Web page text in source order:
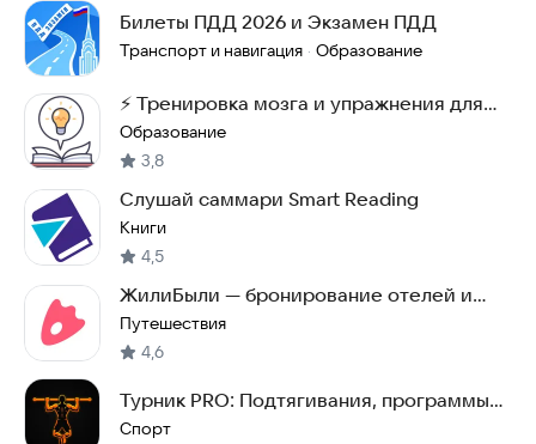
Билеты ПДД 2026 и Экзамен ПДД
Транспорт и навигация · Образование
⚡ Тренировка мозга и упражнения для
памяти
Образование
3,8
Слушай саммари Smart Reading
Книги
4,5
ЖилиБыли — бронирование отелей и
квартир-жили были
Путешествия
4,6
Турник PRO: Подтягивания, программы
тренировок
Спорт